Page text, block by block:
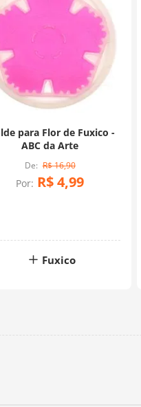
para Flor de Fuxico -
ABC da Arte
R$16,90
Por: R$4,99
Fuxico